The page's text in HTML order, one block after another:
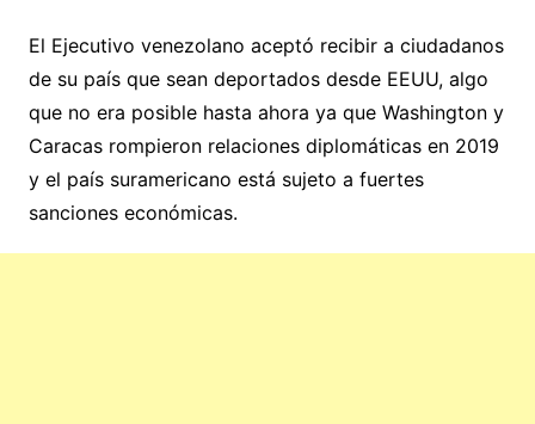
El Ejecutivo venezolano aceptó recibir a ciudadanos
de su país que sean deportados desde EEUU, algo
que no era posible hasta ahora ya que Washington y
Caracas rompieron relaciones diplomáticas en 2019
y el país suramericano está sujeto a fuertes
sanciones económicas.